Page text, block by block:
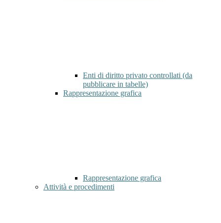
Enti di diritto privato controllati (da
pubblicare in tabelle)
Rappresentazione grafica
Rappresentazione grafica
Attività e procedimenti